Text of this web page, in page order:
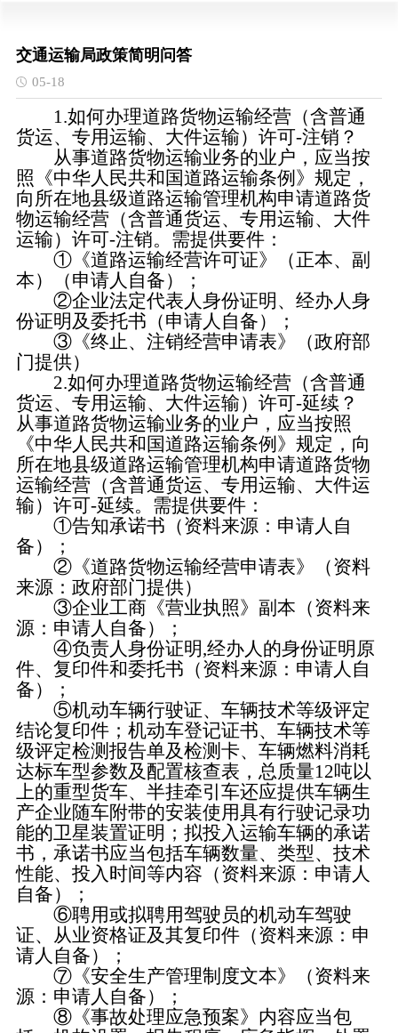
交通运输局政策简明问答
05-18
1.如何办理道路货物运输经营（含普通
货运、专用运输、大件运输）许可-注销？
从事道路货物运输业务的业户，应当按
照《中华人民共和国道路运输条例》规定，
向所在地县级道路运输管理机构申请道路货
物运输经营（含普通货运、专用运输、大件
运输）许可-注销。需提供要件：
①《道路运输经营许可证》（正本、副
本）（申请人自备）；
②企业法定代表人身份证明、经办人身
份证明及委托书（申请人自备）；
③《终止、注销经营申请表》（政府部
门提供）
2.如何办理道路货物运输经营（含普通
货运、专用运输、大件运输）许可-延续？
从事道路货物运输业务的业户，应当按照
《中华人民共和国道路运输条例》规定，向
所在地县级道路运输管理机构申请道路货物
运输经营（含普通货运、专用运输、大件运
输）许可-延续。需提供要件：
①告知承诺书（资料来源：申请人自
备）；
②《道路货物运输经营申请表》（资料
来源：政府部门提供）
③企业工商《营业执照》副本（资料来
源：申请人自备）；
④负责人身份证明,经办人的身份证明原
件、复印件和委托书（资料来源：申请人自
备）；
⑤机动车辆行驶证、车辆技术等级评定
结论复印件；机动车登记证书、车辆技术等
级评定检测报告单及检测卡、车辆燃料消耗
达标车型参数及配置核查表，总质量12吨以
上的重型货车、半挂牵引车还应提供车辆生
产企业随车附带的安装使用具有行驶记录功
能的卫星装置证明；拟投入运输车辆的承诺
书，承诺书应当包括车辆数量、类型、技术
性能、投入时间等内容（资料来源：申请人
自备）；
⑥聘用或拟聘用驾驶员的机动车驾驶
证、从业资格证及其复印件（资料来源：申
请人自备）；
⑦《安全生产管理制度文本》（资料来
源：申请人自备）；
⑧《事故处理应急预案》内容应当包